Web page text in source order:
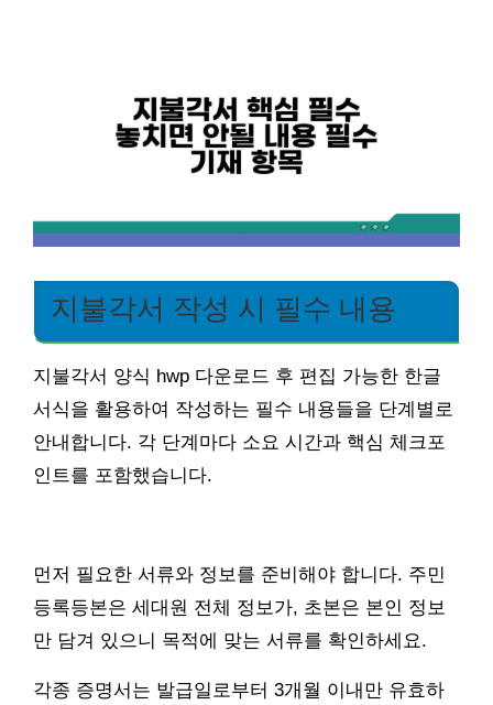
지불각서 작성 시 필수 내용
지불각서 양식 hwp 다운로드 후 편집 가능한 한글
서식을 활용하여 작성하는 필수 내용들을 단계별로
안내합니다. 각 단계마다 소요 시간과 핵심 체크포
인트를 포함했습니다.
먼저 필요한 서류와 정보를 준비해야 합니다. 주민
등록등본은 세대원 전체 정보가, 초본은 본인 정보
만 담겨 있으니 목적에 맞는 서류를 확인하세요.
각종 증명서는 발급일로부터 3개월 이내만 유효하